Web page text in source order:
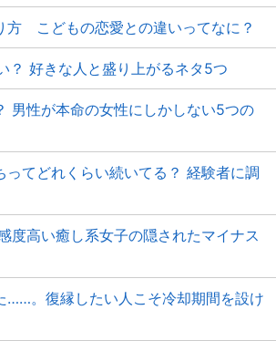
方 こどもの恋愛との違いってなに？
？ 好きな人と盛り上がるネタ5つ
男性が本命の女性にしかしない5つの
ってどれくらい続いてる？ 経験者に調
度高い癒し系女子の隠されたマイナス
……。復縁したい人こそ冷却期間を設け